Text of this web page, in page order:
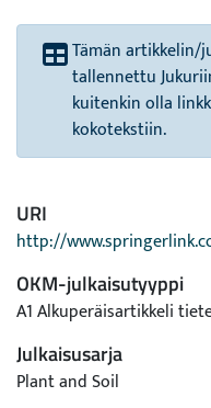
Tämän artikkelin/
tallennettu
kuitenkin olla
kokotekstiin.
URI
http://
OKM-julkaisutyyppi
A1 Alkuperäisartikkeli
Julkaisusarja
Plant and Soil